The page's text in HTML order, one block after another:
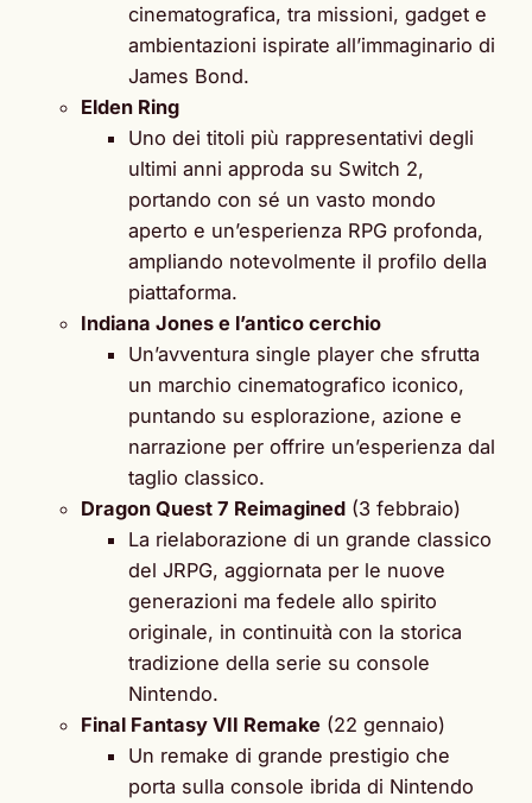
cinematografica, tra missioni, gadget e
ambientazioni ispirate all’immaginario di
James Bond.
Elden Ring
Uno dei titoli più rappresentativi degli
ultimi anni approda su Switch 2,
portando con sé un vasto mondo
aperto e un’esperienza RPG profonda,
ampliando notevolmente il profilo della
piattaforma.
Indiana Jones e l’antico cerchio
Un’avventura single player che sfrutta
un marchio cinematografico iconico,
puntando su esplorazione, azione e
narrazione per offrire un’esperienza dal
taglio classico.
Dragon Quest 7 Reimagined (3 febbraio)
La rielaborazione di un grande classico
del JRPG, aggiornata per le nuove
generazioni ma fedele allo spirito
originale, in continuità con la storica
tradizione della serie su console
Nintendo.
Final Fantasy VII Remake (22 gennaio)
Un remake di grande prestigio che
porta sulla console ibrida di Nintendo